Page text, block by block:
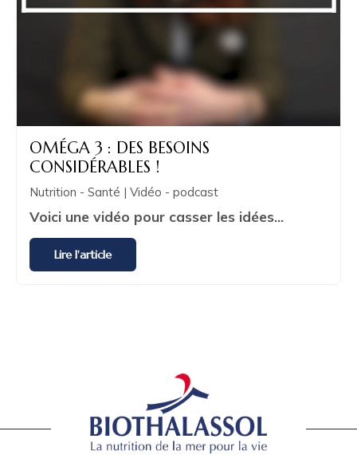
OMÉGA 3 : DES BESOINS
CONSIDÉRABLES !
Nutrition - Santé | Vidéo - podcast
Voici une vidéo pour casser les idées...
Lire l'article